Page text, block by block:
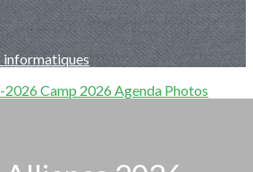
informatiques
2026 Camp 2026 Agenda Photos